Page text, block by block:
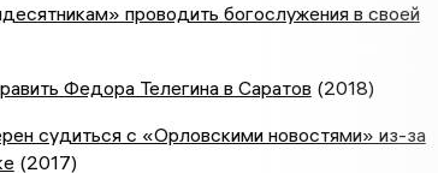
проводить богослужения в своей
Федора Телегина в Саратов (2018)
судиться с «Орловскими новостями» из-за
(2017)